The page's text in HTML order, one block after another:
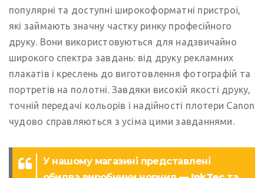
популярні та доступні широкоформатні пристрої,
які займають значну частку ринку професійного
друку. Вони використовуються для надзвичайно
широкого спектра завдань: від друку рекламних
плакатів і креслень до виготовлення фотографій та
портретів на полотні. Завдяки високій якості друку,
точній передачі кольорів і надійності плотери Canon
чудово справляються з усіма цими завданнями.
У нашому магазині представлені